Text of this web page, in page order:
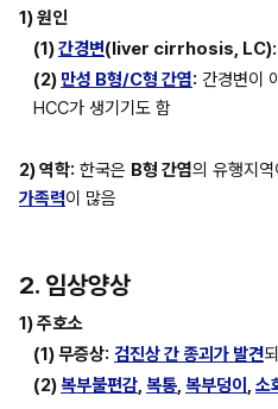
1) 원인
(1) 간경변(liver cirrhosis, LC):
(2) 만성 B형/C형 간염: 간경변이
HCC가 생기기도 함
2) 역학: 한국은 B형 간염
가족력이 많음
2. 임상양상
1) 주호소
(1) 무증상: 검진상 간 종괴가 발견
(2) 복부불편감 복통 복부덩이 소